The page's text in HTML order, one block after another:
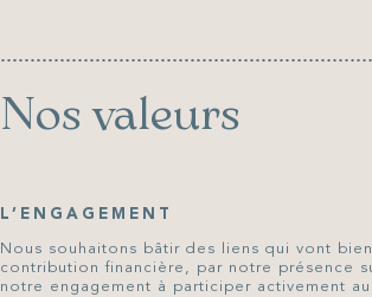
Nos valeurs
L’ENGAGEMENT
Nous souhaitons bâtir des liens qui vont bien
contribution financière, par notre présence
notre engagement à participer activement